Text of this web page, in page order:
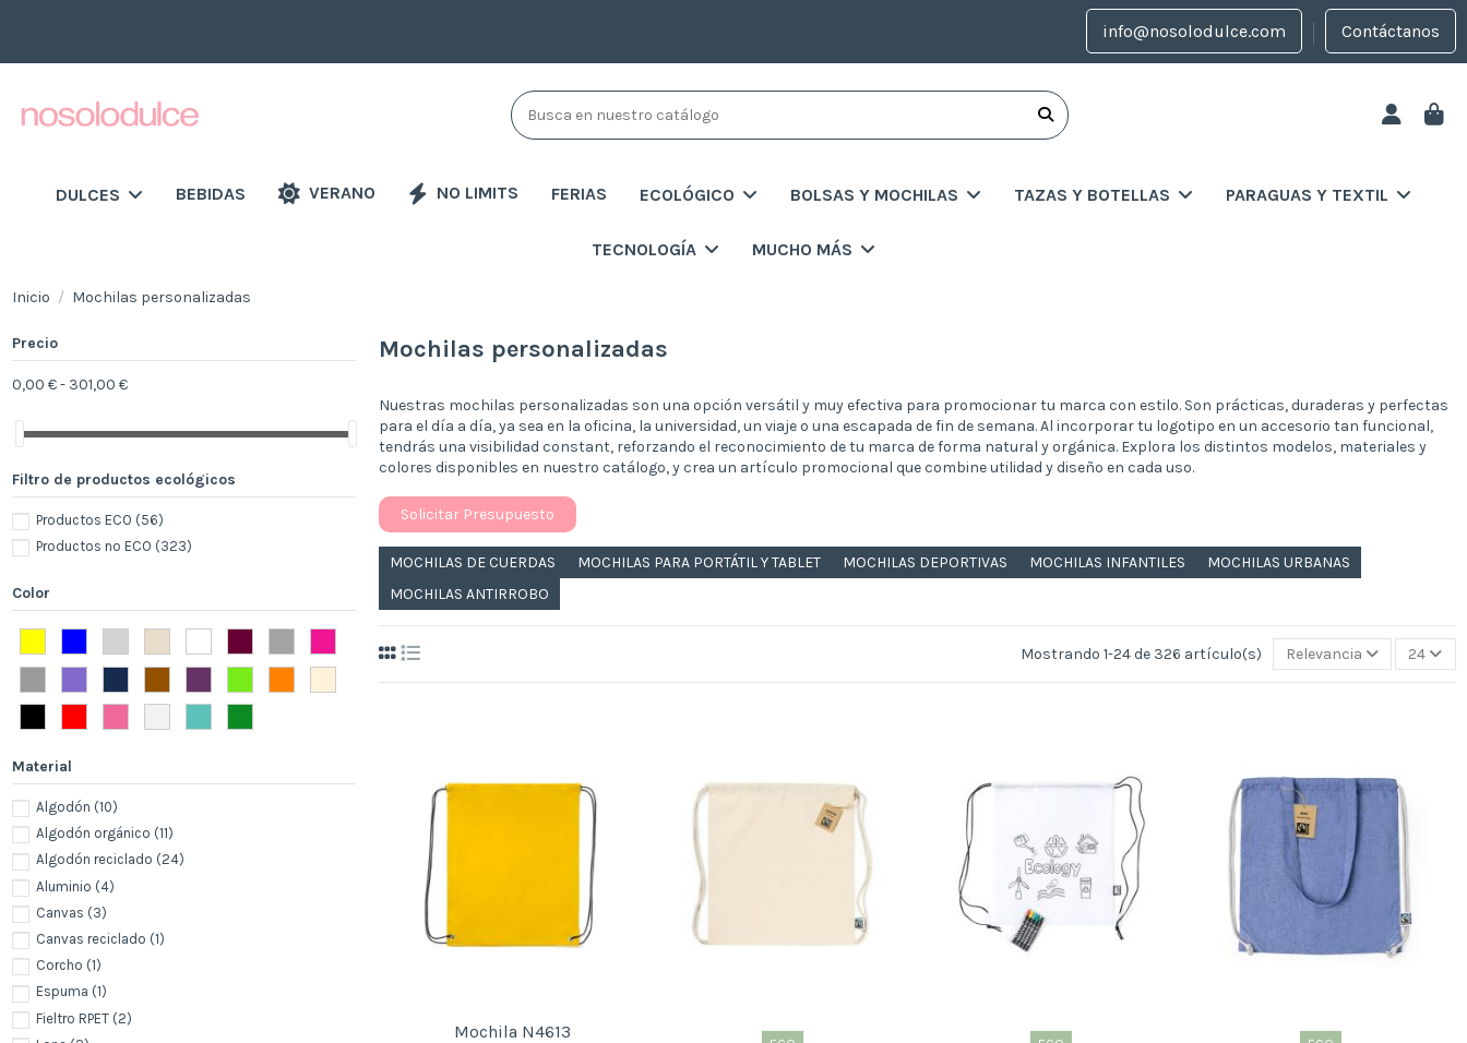
info@nosolodulce.com Contáctanos
DULCES BEBIDAS VERANO NO LIMITS FERIAS ECOLÓGICO BOLSAS Y MOCHILAS TAZAS Y BOTELLAS PARAGUAS Y TEXTIL
TECNOLOGÍA MUCHO MÁS
Inicio Mochilas personalizadas
Mochilas personalizadas
Nuestras mochilas personalizadas son una opción versátil y muy efectiva para promocionar tu marca con estilo. Son prácticas, duraderas y perfectas
para el día a día, ya sea en la oficina, la universidad, un viaje o una escapada de fin de semana. Al incorporar tu logotipo en un accesorio tan funcional,
tendrás una visibilidad constant, reforzando el reconocimiento de tu marca de forma natural y orgánica. Explora los distintos modelos, materiales y
colores disponibles en nuestro catálogo, y crea un artículo promocional que combine utilidad y diseño en cada uso.
Solicitar Presupuesto
MOCHILAS DE CUERDAS MOCHILAS PARA PORTÁTIL Y TABLET MOCHILAS DEPORTIVAS MOCHILAS INFANTILES
MOCHILAS URBANAS
MOCHILAS ANTIRROBO
Mostrando 1-24 de 326 artículo(s) Relevancia 24
Mochila N4613
Precio
0,00 € - 301,00 €
Filtro de productos ecológicos
Productos ECO (56)
Productos no ECO (323)
Color
Material
Algodón (10)
Algodón orgánico (11)
Algodón reciclado (24)
Aluminio (4)
Canvas (3)
Canvas reciclado (1)
Corcho (1)
Espuma (1)
Fieltro RPET (2)